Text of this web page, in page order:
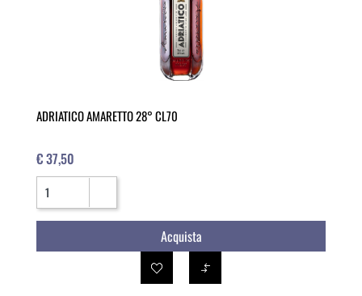
ADRIATICO AMARETTO 28° CL70
€ 37,50
Quantità
Acquista